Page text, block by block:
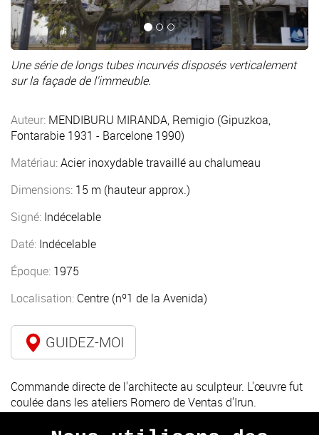
Une série de longs tubes incurvés disposés verticalement
sur la façade de l'immeuble.
Auteur: MENDIBURU MIRANDA, Remigio (Gipuzkoa,
Fontarabie 1931 - Barcelone 1990)
Matériau:Acier inoxydable travaillé au chalumeau
Dimensions: 15 m (hauteur approx.)
Signé: Indécelable
Daté: Indécelable
Époque: 1975
Localisation: Centre (nº1 de la Avenida)
GUIDEZ-MOI
Commande directe de l'architecte au sculpteur. L'œuvre fut
coulée dans les ateliers Romero de Ventas d'Irun.